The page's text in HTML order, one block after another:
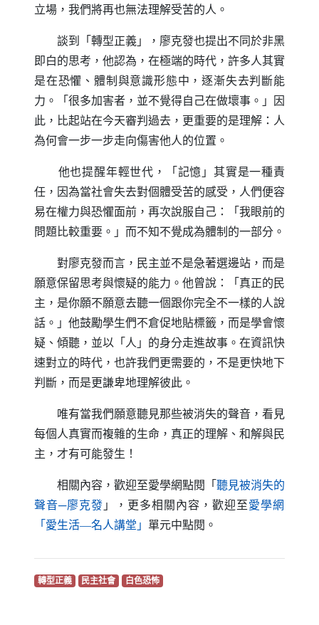
立場，我們將再也無法理解受苦的人。
談到「轉型正義」，廖克發也提出不同於非黑
即白的思考，他認為，在極端的時代，許多人其實
是在恐懼、體制與意識形態中，逐漸失去判斷能
力。「很多加害者，並不覺得自己在做壞事。」因
此，比起站在今天審判過去，更重要的是理解：人
為何會一步一步走向傷害他人的位置。
他也提醒年輕世代，「記憶」其實是一種責
任，因為當社會失去對個體受苦的感受，人們便容
易在權力與恐懼面前，再次說服自己：「我眼前的
問題比較重要。」而不知不覺成為體制的一部分。
對廖克發而言，民主並不是急著選邊站，而是
願意保留思考與懷疑的能力。他曾說：「真正的民
主，是你願不願意去聽一個跟你完全不一樣的人說
話。」他鼓勵學生們不倉促地貼標籤，而是學會懷
疑、傾聽，並以「人」的身分走進故事。在資訊快
速對立的時代，也許我們更需要的，不是更快地下
判斷，而是更謙卑地理解彼此。
唯有當我們願意聽見那些被消失的聲音，看見
每個人真實而複雜的生命，真正的理解、和解與民
主，才有可能發生！
相關內容，歡迎至愛學網點閱「 聽見被消失的
聲音─廖克發 （另開新視窗）
」，更多相關內容，歡迎至愛學網
「愛生活—名人講堂」
（另開新視窗）
單元中點閱。
轉型正義（另開新視窗）
民主社會（另開新視窗）
白色恐怖（另開新視窗）